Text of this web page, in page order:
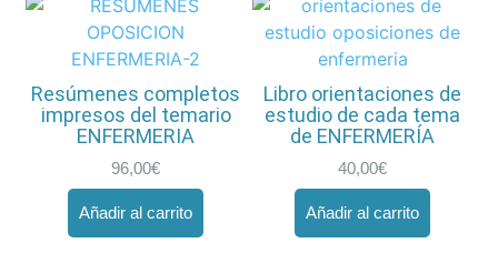
Resúmenes completos
impresos del temario
ENFERMERIA
96,00€
Añadir al carrito
Libro orientaciones de
estudio de cada tema
de ENFERMERÍA
40,00€
Añadir al carrito